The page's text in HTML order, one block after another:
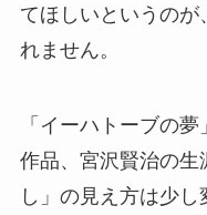
てほしいというのが
れません。
「イーハトーブの
作品、宮沢賢治の生
し」の見え方は少